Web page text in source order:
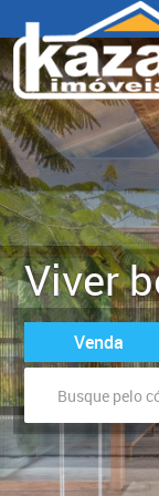
Viver
Venda
Cidade